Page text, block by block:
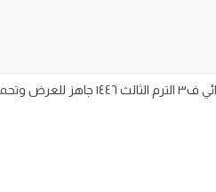
كتاب مادة الرياضيات للصف الخامس الابتدائي الفصل الدراسي الثالث 1446 تحميل مقرر كتاب منهج رياضيات خامس ابتدائي ف٣ الترم